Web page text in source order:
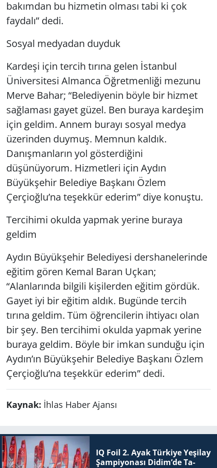
bakımdan bu hizmetin olması tabi ki çok
faydalı” dedi.
Sosyal medyadan duyduk
Kardeşi için tercih tırına gelen İstanbul
Üniversitesi Almanca Öğretmenliği mezunu
Merve Bahar; “Belediyenin böyle bir hizmet
sağlaması gayet güzel. Ben buraya kardeşim
için geldim. Annem burayı sosyal medya
üzerinden duymuş. Memnun kaldık.
Danışmanların yol gösterdiğini
düşünüyorum. Hizmetleri için Aydın
Büyükşehir Belediye Başkanı Özlem
Çerçioğlu’na teşekkür ederim” diye konuştu.
Tercihimi okulda yapmak yerine buraya
geldim
Aydın Büyükşehir Belediyesi dershanelerinde
eğitim gören Kemal Baran Uçkan;
“Alanlarında bilgili kişilerden eğitim gördük.
Gayet iyi bir eğitim aldık. Bugünde tercih
tırına geldim. Tüm öğrencilerin ihtiyacı olan
bir şey. Ben tercihimi okulda yapmak yerine
buraya geldim. Böyle bir imkan sunduğu için
Aydın’ın Büyükşehir Belediye Başkanı Özlem
Çerçioğlu’na teşekkür ederim” dedi.
Kaynak: İhlas Haber Ajansı
IQ Foil 2. Ayak Tür­ki­ye Ye­şi­lay
Şam­pi­yo­na­sı Didim’de Ta­